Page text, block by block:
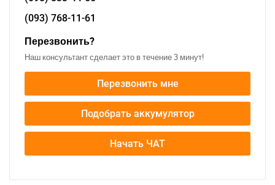
(093) 768-11-61
Перезвонить?
Наш консультант сделает это в течение 3 минут!
Перезвонить мне
Подобрать аккумулятор
Начать ЧАТ